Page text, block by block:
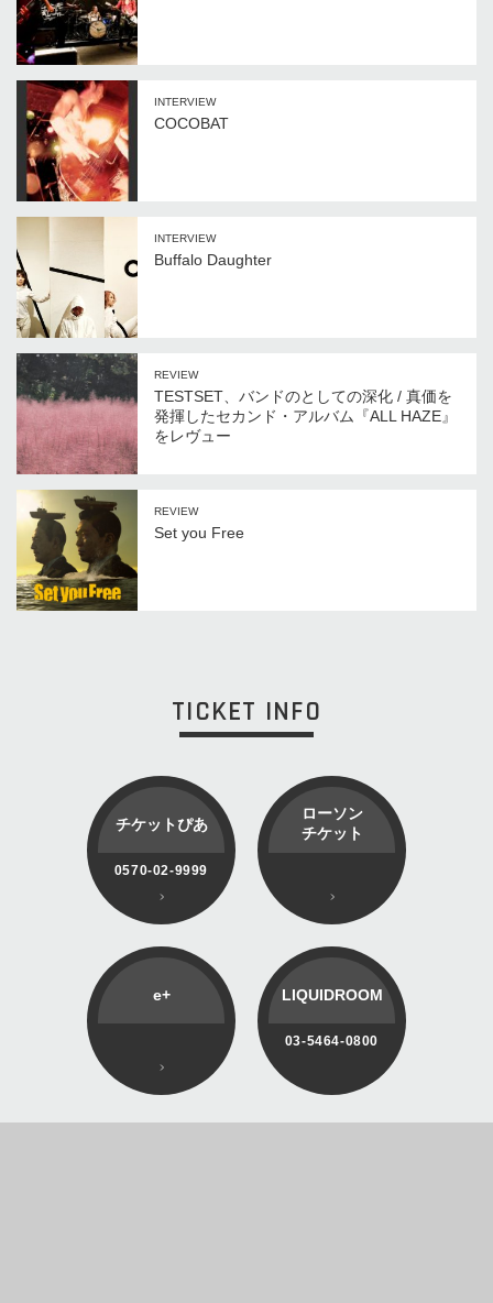
INTERVIEW
COCOBAT
INTERVIEW
Buffalo Daughter
REVIEW
TESTSET、バンドのとしての深化 / 真価を
発揮したセカンド・アルバム『ALL HAZE』
をレヴュー
REVIEW
Set you Free
TICKET INFO
チケットぴあ
0570-02-9999
ローソン
チケット
e+ LIQUIDROOM
03-5464-0800